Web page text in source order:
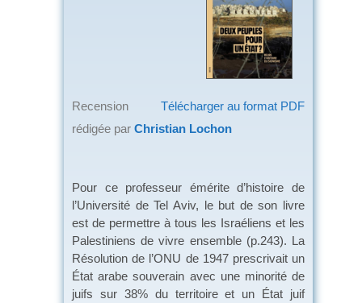
Télécharger au format PDF
Recension
rédigée par Christian Lochon
Pour ce professeur émérite d’histoire de
l’Université de Tel Aviv, le but de son livre
est de permettre à tous les Israéliens et les
Palestiniens de vivre ensemble (p.243). La
Résolution de l’ONU de 1947 prescrivait un
État arabe souverain avec une minorité de
juifs sur 38% du territoire et un État juif